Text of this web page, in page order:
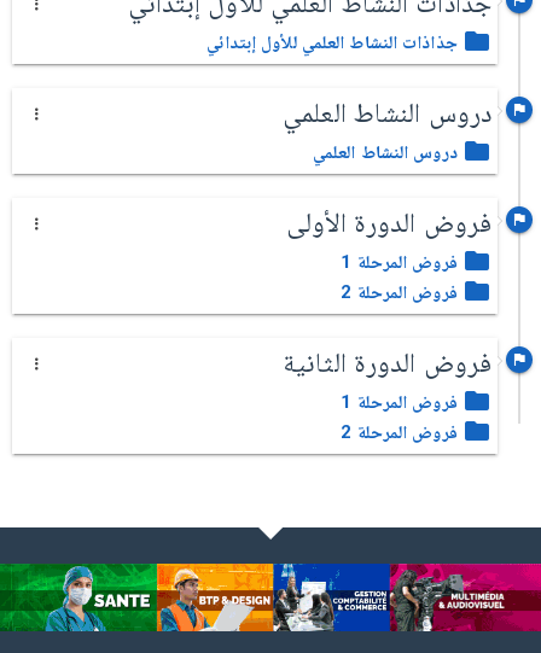
جذاذات النشاط العلمي للأول إبتدائي
دروس النشاط العلمي
دروس النشاط العلمي
فروض الدورة الأولى
فروض المرحلة 1
فروض المرحلة 2
فروض الدورة الثانية
فروض المرحلة 1
فروض المرحلة 2